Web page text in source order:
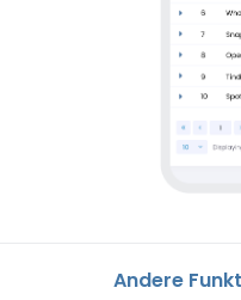
Tracker
Andere